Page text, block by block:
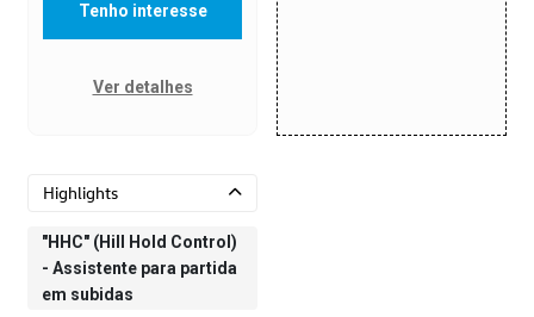
Tenho interesse
Ver detalhes
Highlights
"HHC" (Hill Hold Control)
- Assistente para partida
em subidas